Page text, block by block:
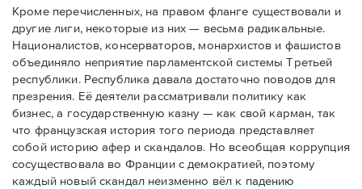
Кроме перечисленных, на правом фланге существовали и
другие лиги, некоторые из них — весьма радикальные.
Националистов, консерваторов, монархистов и фашистов
объединяло неприятие парламентской системы Третьей
республики. Республика давала достаточно поводов для
презрения. Её деятели рассматривали политику как
бизнес, а государственную казну — как свой карман, так
что французская история того периода представляет
собой историю афер и скандалов. Но всеобщая коррупция
сосуществовала во Франции с демократией, поэтому
каждый новый скандал неизменно вёл к падению